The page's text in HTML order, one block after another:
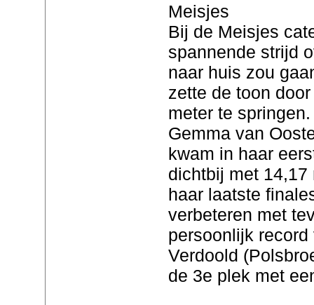
Meisjes
Bij de Meisjes
spannende strijd
naar huis zou
zette de toon
meter te springen.
Gemma van
kwam in haar
dichtbij met 14,17
haar laatste
verbeteren met
persoonlijk
Verdoold
de 3e plek met